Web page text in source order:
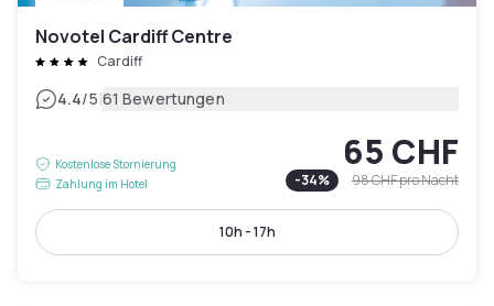
Novotel Cardiff Centre
Cardiff
4.4/5|61 Bewertungen
Kostenlose Stornierung
Zahlung im Hotel
65 CHF
-34% 98 CHFpro Nacht
10h - 17h